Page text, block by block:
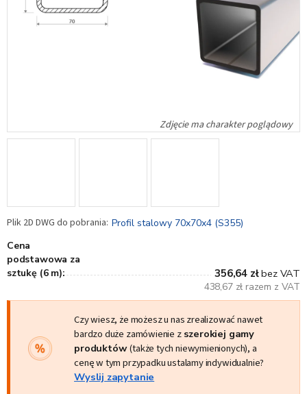
Profil stalowy 70x70x4 (S355)
Cena
podstawowa za
sztukę (6 m):
356,64 złbez VAT
438,67 zł razem z VAT
Czy wiesz, że możesz u nas zrealizować nawet
bardzo duże zamówienie z szerokiej gamy
produktów(także tych niewymienionych), a
cenę w tym przypadku ustalamy indywidualnie?
Wyslij zapytanie